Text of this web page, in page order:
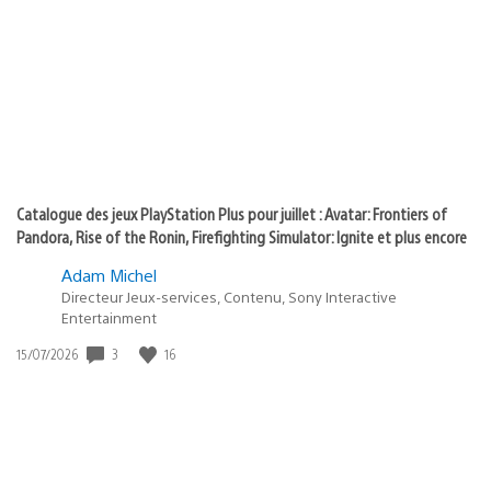
Catalogue des jeux PlayStation Plus pour juillet : Avatar: Frontiers of
Pandora, Rise of the Ronin, Firefighting Simulator: Ignite et plus encore
Adam Michel
Directeur Jeux-services, Contenu, Sony Interactive
Entertainment
Date
15/07/2026 3 16